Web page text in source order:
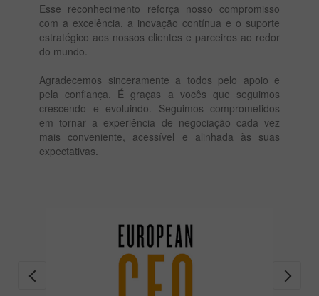
Esse reconhecimento reforça nosso compromisso
com a excelência, a inovação contínua e o suporte
estratégico aos nossos clientes e parceiros ao redor
do mundo.
Agradecemos sinceramente a todos pelo apoio e
pela confiança. É graças a vocês que seguimos
crescendo e evoluindo. Seguimos comprometidos
em tornar a experiência de negociação cada vez
mais conveniente, acessível e alinhada às suas
expectativas.